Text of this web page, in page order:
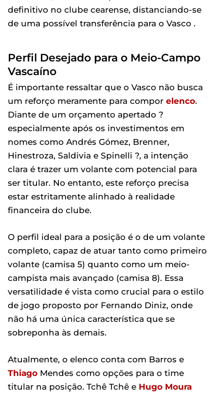
definitivo no clube cearense, distanciando-se
de uma possível transferência para o Vasco .
Perfil Desejado para o Meio-Campo
Vascaíno
É importante ressaltar que o Vasco não busca
um reforço meramente para compor elenco.
Diante de um orçamento apertado ?
especialmente após os investimentos em
nomes como Andrés Gómez, Brenner,
Hinestroza, Saldivia e Spinelli ?, a intenção
clara é trazer um volante com potencial para
ser titular. No entanto, este reforço precisa
estar estritamente alinhado à realidade
financeira do clube.
O perfil ideal para a posição é o de um volante
completo, capaz de atuar tanto como primeiro
volante (camisa 5) quanto como um meio-
campista mais avançado (camisa 8). Essa
versatilidade é vista como crucial para o estilo
de jogo proposto por Fernando Diniz, onde
não há uma única característica que se
sobreponha às demais.
Atualmente, o elenco conta com Barros e
Thiago Mendes como opções para o time
titular na posição. Tchê Tchê e Hugo Moura